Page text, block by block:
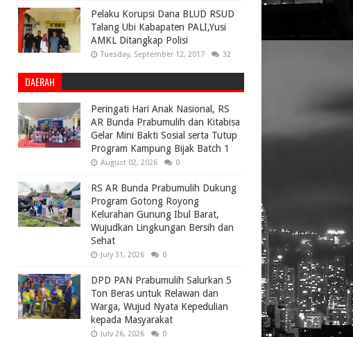
Pelaku Korupsi Dana BLUD RSUD
Talang Ubi Kabapaten PALI,Yusi
AMKL Ditangkap Polisi
Tuesday, September 12, 2017 32
DAERAH
Peringati Hari Anak Nasional, RS
AR Bunda Prabumulih dan Kitabisa
Gelar Mini Bakti Sosial serta Tutup
Program Kampung Bijak Batch 1
August 02, 2026 0
RS AR Bunda Prabumulih Dukung
Program Gotong Royong
Kelurahan Gunung Ibul Barat,
Wujudkan Lingkungan Bersih dan
Sehat
July 31, 2026 0
DPD PAN Prabumulih Salurkan 5
Ton Beras untuk Relawan dan
Warga, Wujud Nyata Kepedulian
kepada Masyarakat
July 26, 2026 0